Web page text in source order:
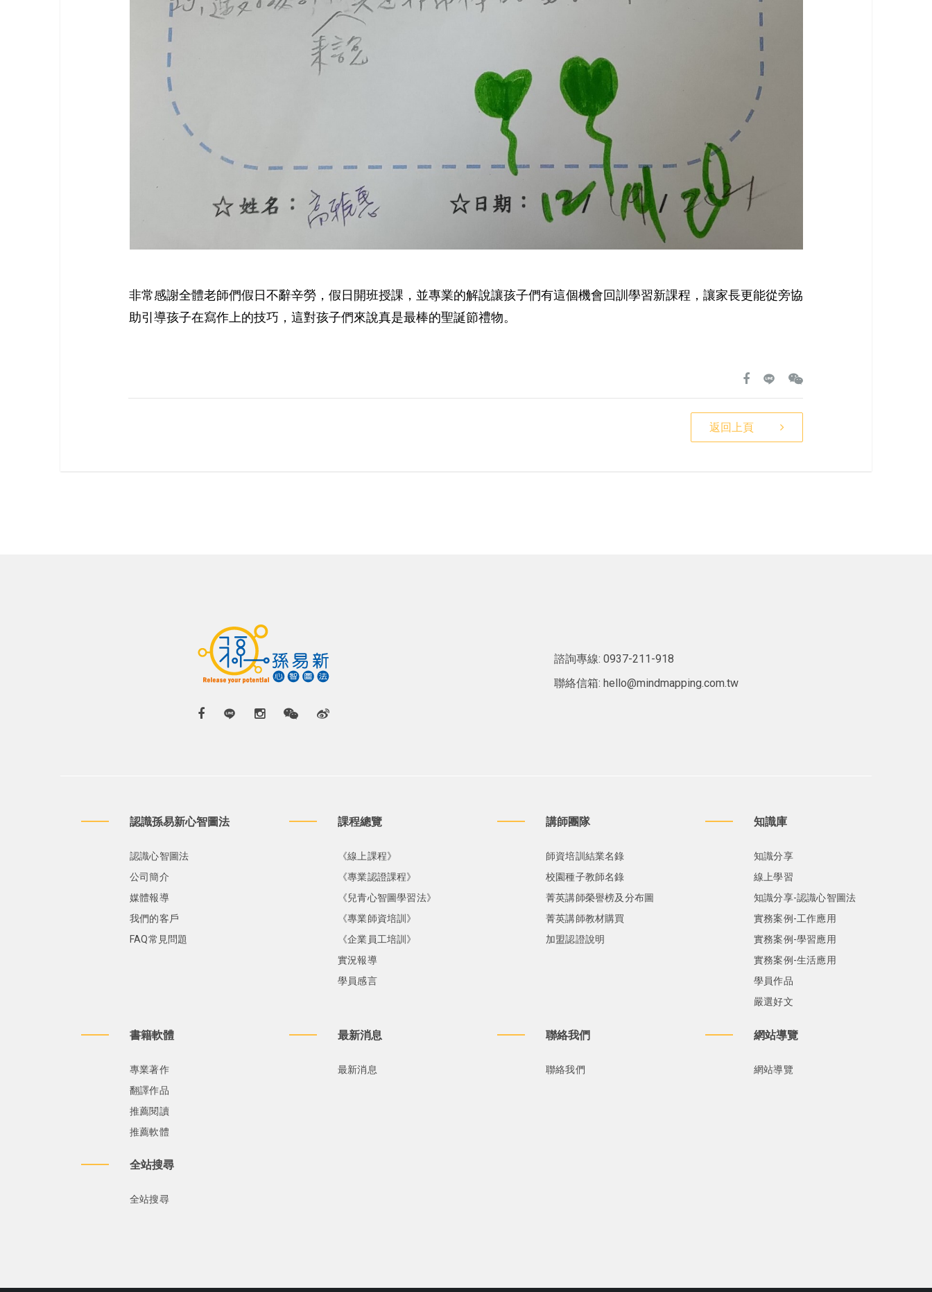
非常感謝全體老師們假日不辭辛勞，假日開班授課，並專業的解說讓孩子們有這個機會回訓學習新課程，讓家長更能從旁協
助引導孩子在寫作上的技巧，這對孩子們來說真是最棒的聖誕節禮物。
返回上頁
諮詢專線: 0937-211-918
聯絡信箱: hello@mindmapping.com.tw
認識孫易新心智圖法
認識心智圖法
公司簡介
媒體報導
我們的客戶
FAQ常見問題
課程總覽
《線上課程》
《專業認證課程》
《兒青心智圖學習法》
《專業師資培訓》
《企業員工培訓》
實況報導
學員感言
講師團隊
師資培訓結業名錄
校園種子教師名錄
菁英講師榮譽榜及分布圖
菁英講師教材購買
加盟認證說明
知識庫
知識分享
線上學習
知識分享-認識心智圖法
實務案例-工作應用
實務案例-學習應用
實務案例-生活應用
學員作品
嚴選好文
書籍軟體
專業著作
翻譯作品
推薦閱讀
推薦軟體
最新消息
最新消息
聯絡我們
聯絡我們
網站導覽
網站導覽
全站搜尋
全站搜尋